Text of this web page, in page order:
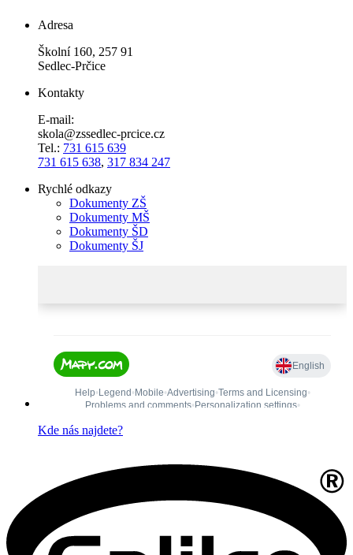
Adresa
Školní 160, 257 91
Sedlec-Prčice
Kontakty
E-mail:
skola@zssedlec-prcice.cz
Tel.: 731 615 639
731 615 638, 317 834 247
Rychlé odkazy
Dokumenty ZŠ
Dokumenty MŠ
Dokumenty ŠD
Dokumenty ŠJ
Kde nás najdete?